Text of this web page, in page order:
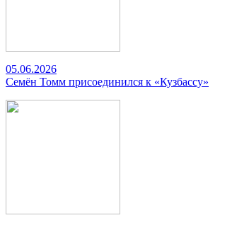
05.06.2026
Семён Томм присоединился к «Кузбассу»